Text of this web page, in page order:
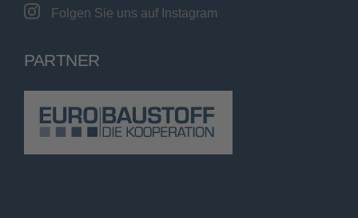
Folgen Sie uns auf Instagram
PARTNER